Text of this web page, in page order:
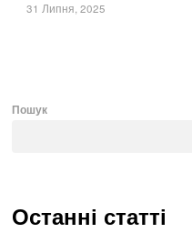
31 Липня, 2025
Пошук
Останні статті